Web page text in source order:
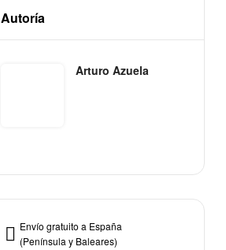
Autoría
Arturo Azuela
Envío gratuito a España
(Península y Baleares)